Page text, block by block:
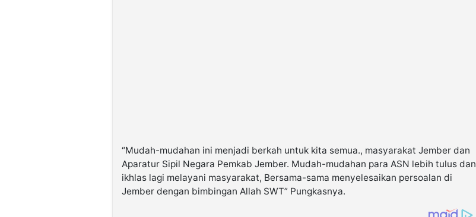
“Mudah-mudahan ini menjadi berkah untuk kita semua., masyarakat Jember dan
Aparatur Sipil Negara Pemkab Jember. Mudah-mudahan para ASN lebih tulus dan
ikhlas lagi melayani masyarakat, Bersama-sama menyelesaikan persoalan di
Jember dengan bimbingan Allah SWT” Pungkasnya.